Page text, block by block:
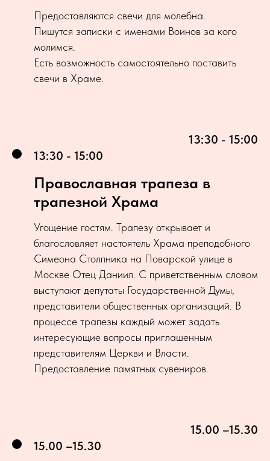
Предоставляются свечи для молебна.
Пишутся записки с именами Воинов за кого
молимся.
Есть возможность самостоятельно поставить
свечи в Храме.
13:30 - 15:00
13:30 - 15:00
Православная трапеза в
трапезной Храма
Угощение гостям. Трапезу открывает и
благословляет настоятель Храма преподобного
Симеона Столпника на Поварской улице в
Москве Отец Даниил. С приветственным словом
выступают депутаты Государственной Думы,
представители общественных организаций. В
процессе трапезы каждый может задать
интересующие вопросы приглашенным
представителям Церкви и Власти.
Предоставление памятных сувениров.
15.00 –15.30
15.00 –15.30